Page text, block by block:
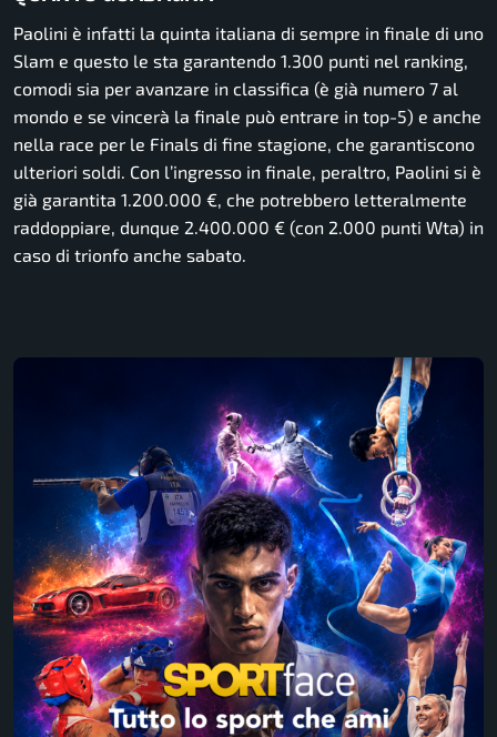
Paolini è infatti la quinta italiana di sempre in finale di uno
Slam e questo le sta garantendo 1.300 punti nel ranking,
comodi sia per avanzare in classifica (è già numero 7 al
mondo e se vincerà la finale può entrare in top-5) e anche
nella race per le Finals di fine stagione, che garantiscono
ulteriori soldi. Con l’ingresso in finale, peraltro, Paolini si è
già garantita 1.200.000 €, che potrebbero letteralmente
raddoppiare, dunque 2.400.000 € (con 2.000 punti Wta) in
caso di trionfo anche sabato.